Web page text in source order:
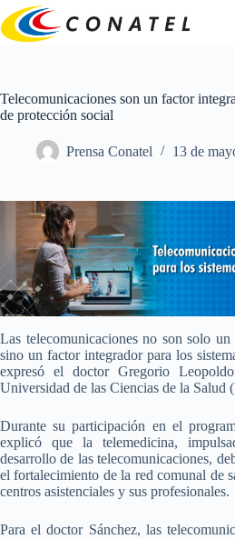
Saltar
al
contenido
Telecomunicaciones son un factor
de protección social
Prensa Conatel 13 de
Las telecomunicaciones no son solo
sino un factor integrador para los
expresó el doctor Gregorio
Universidad de las Ciencias de la Salud
Durante su participación en el
explicó que la telemedicina,
desarrollo de las telecomunicaciones,
el fortalecimiento de la red comunal de
centros asistenciales y sus profesionales.
Para el doctor Sánchez, las